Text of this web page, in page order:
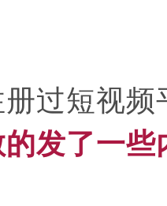
过短视
发了一些